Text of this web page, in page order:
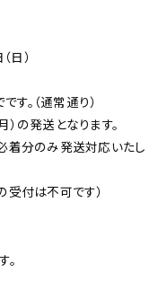
日）
。（通常通り）
の発送となります。
着分のみ発送対応いたし
受付は不可です）